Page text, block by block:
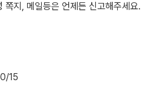
지, 메일등은 언제든 신고해주세요.